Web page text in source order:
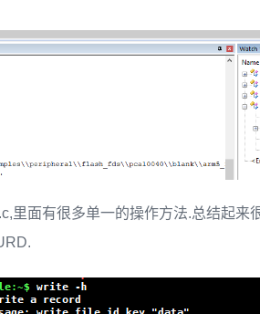
里面有很多单一的操作方法.总结起来